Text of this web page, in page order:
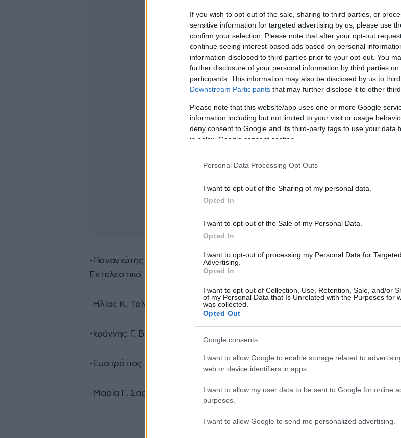
If you wish to opt-out of the sale, sharing to third parties, or
sensitive information for targeted advertising by us, please use
confirm your selection. Please note that after your opt-out
continue seeing interest-based ads based on personal
information disclosed to third parties prior to your opt-out. You
further disclosure of your personal information by third parties on
participants. This information may also be disclosed by us to
Downstream Participants that may further disclose it to other
Please note that this website/app uses one or more Google
information including but not limited to your visit or usage
deny consent to Google and its third-party tags to use your data
in below Google consent section.
Personal Data Processing Opt Outs
I want to opt-out of the Sharing of my personal data.
Opted In
I want to opt-out of the Sale of my Personal Data.
Opted In
I want to opt-out of processing my Personal Data for Targeted
Advertising.
Opted In
I want to opt-out of Collection, Use, Retention, Sale, and/or
of my Personal Data that Is Unrelated with the Purposes for
was collected.
Opted Out
Google consents
I want to allow Google to enable storage related to
web or device identifiers in apps.
I want to allow my user data to be sent to Google for online
purposes.
I want to allow Google to send me personalized advertising.
-Παναγιώτης Γ. Δικαίος, Διευθύνων Σύμβουλος & Αναπληρωτής Προέδρου,
Εκτελεστικό Μέλος
-Ηλίας Κ. Τρίγκας, Σύμβουλος, Μη Εκτελεστικό Μέλος
-Ιωάννης Γ. Βογιατζής, Σύμβουλος, Μη Εκτελεστικό Μέλος
-Ευστράτιος Γ- Ι. Χατζηγιάννης, Σύμβουλος, Ανεξάρτητο Μη Εκτελεστικό
-Μαρία Γ. Σαρρή, Σύμβουλος, Ανεξάρτητο Μη Εκτελεστικό Μέλος